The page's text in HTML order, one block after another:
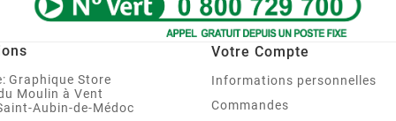
Graphique Store
Moulin à Vent
Aubin-de-Médoc
Votre Compte
Informations personnelles
Commandes